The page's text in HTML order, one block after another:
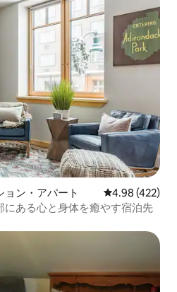
。
ョン・アパート レビュー422
4.98 (422)
にある心と身体を癒やす宿泊先